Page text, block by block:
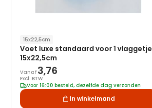
15x22,5cm
Voet luxe standaard voor 1 vlaggetje
15x22,5cm
Vanaf 3,76
Excl. BTW
Voor 16:00 besteld, dezelfde dag verzonden
In winkelmand